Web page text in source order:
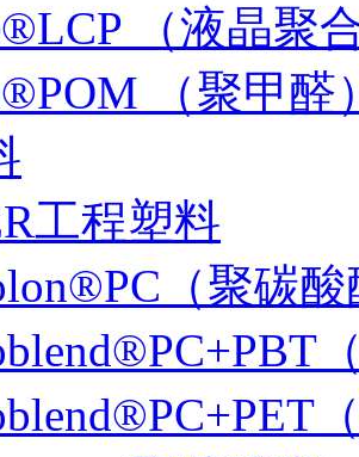
（液晶聚
（聚甲醛
工程塑料
（聚碳